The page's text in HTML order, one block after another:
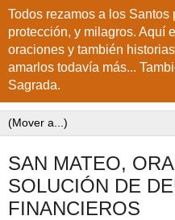
Todos rezamos a los Santos
protección, y milagros. Aquí
oraciones y también
amarlos todavía más...
Sagrada.
SAN MATEO,
SOLUCIÓN DE
FINANCIEROS